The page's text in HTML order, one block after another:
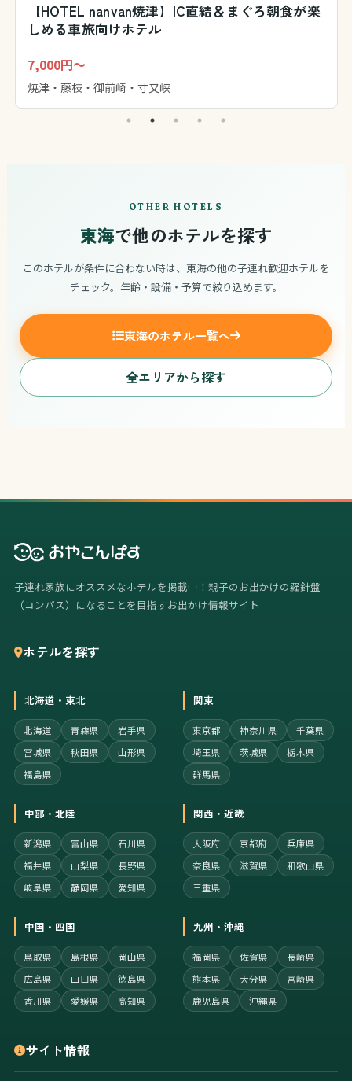
【HOTEL nanvan焼津】IC直結＆まぐろ朝食が楽
しめる車旅向けホテル
7,000円～
焼津・藤枝・御前崎・寸又峡
OTHER HOTELS
東海で他のホテルを探す
このホテルが条件に合わない時は、東海の他の子連れ歓迎ホテルを
チェック。年齢・設備・予算で絞り込めます。
東海のホテル一覧へ
全エリアから探す
子連れ家族にオススメなホテルを掲載中！親子のお出かけの羅針盤
（コンパス）になることを目指すお出かけ情報サイト
ホテルを探す
北海道・東北
北海道 青森県
岩手県
宮城県
秋田県
山形県
福島県
関東
東京都 神奈川県
千葉県
埼玉県
茨城県
栃木県
群馬県
中部・北陸
新潟県 富山県
石川県
福井県
山梨県
長野県
岐阜県
静岡県 愛知県
関西・近畿
大阪府 京都府
兵庫県
奈良県
滋賀県
和歌山県
三重県
中国・四国
鳥取県 島根県
岡山県
広島県
山口県
徳島県
香川県
愛媛県 高知県
九州・沖縄
福岡県 佐賀県
長崎県
熊本県
大分県
宮崎県
鹿児島県
沖縄県
サイト情報